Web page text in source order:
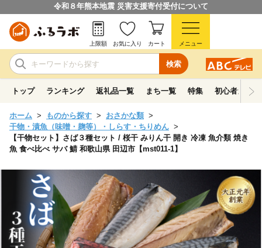
令和８年熊本地震 災害支援寄付受付について
検索
上限額 お気に入り カート メニュー
トップ ランキング 返礼品一覧 まち一覧 特集 初心者ガイド
ホーム ものから探す
おさかな類
干物・漬魚（味噌・麹等）・しらす・ちりめん
【干物セット】さば３種セット / 桜干 みりん干 開き 冷凍 魚介類 焼き
魚 食べ比べ サバ 鯖 和歌山県 田辺市【mst011-1】